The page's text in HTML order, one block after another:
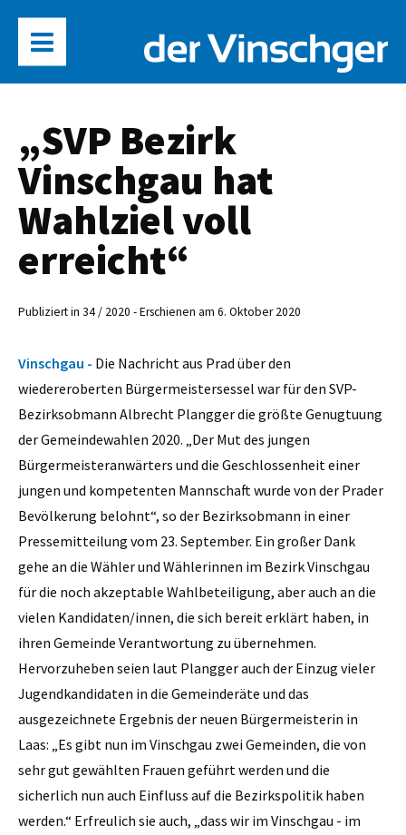
„SVP Bezirk
Vinschgau hat
Wahlziel voll
erreicht“
Publiziert in 34 / 2020 - Erschienen am 6. Oktober 2020
Vinschgau - Die Nachricht aus Prad über den
wiedereroberten Bürgermeistersessel war für den SVP-
Bezirksobmann Albrecht Plangger die größte Genugtuung
der Gemeindewahlen 2020. „Der Mut des jungen
Bürgermeisteranwärters und die Geschlossenheit einer
jungen und kompetenten Mannschaft wurde von der Prader
Bevölkerung belohnt“, so der Bezirksobmann in einer
Pressemitteilung vom 23. September. Ein großer Dank
gehe an die Wähler und Wählerinnen im Bezirk Vinschgau
für die noch akzeptable Wahlbeteiligung, aber auch an die
vielen Kandidaten/innen, die sich bereit erklärt haben, in
ihren Gemeinde Verantwortung zu übernehmen.
Hervorzuheben seien laut Plangger auch der Einzug vieler
Jugendkandidaten in die Gemeinderäte und das
ausgezeichnete Ergebnis der neuen Bürgermeisterin in
Laas: „Es gibt nun im Vinschgau zwei Gemeinden, die von
sehr gut gewählten Frauen geführt werden und die
sicherlich nun auch Einfluss auf die Bezirkspolitik haben
werden.“ Erfreulich sie auch, „dass wir im Vinschgau - im